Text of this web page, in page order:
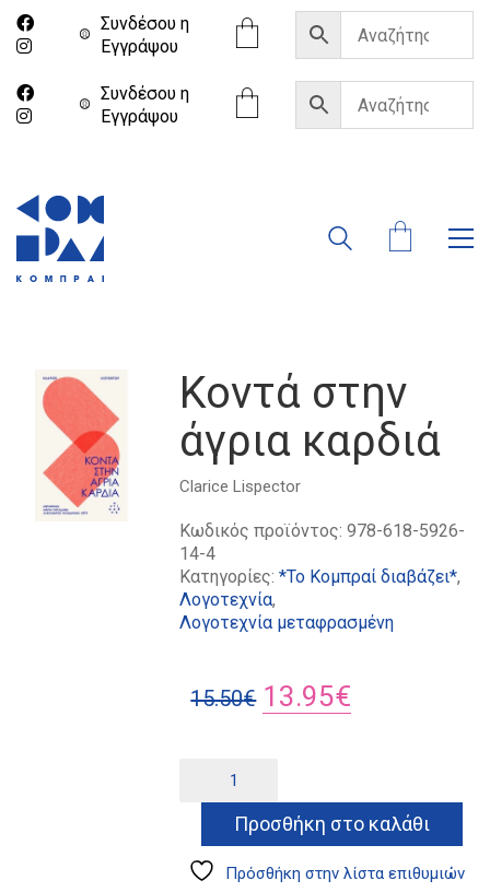
Συνδέσου η
Eγγράψου
Συνδέσου η
Eγγράψου
Κοντά στην
άγρια καρδιά
Clarice Lispector
Κωδικός προϊόντος:978-618-5926-
14-4
Κατηγορίες:*Το Κομπραί διαβάζει*,
Λογοτεχνία,
Λογοτεχνία μεταφρασμένη
15.50€ Original
15.50€.
13.95€
είναι:
13.95€.
άγρια
ποσότητα
Προσθήκη στο καλάθι
Πρόσθήκη στην λίστα επιθυμιών